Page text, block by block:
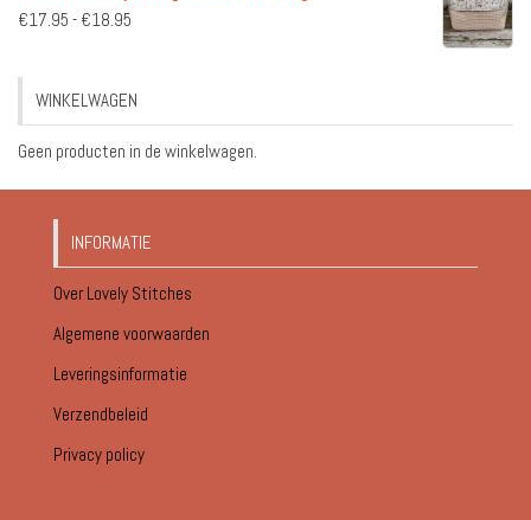
€17.95 - €18.95
€18.95
WINKELWAGEN
Geen producten in de winkelwagen.
INFORMATIE
Over Lovely Stitches
Algemene voorwaarden
Leveringsinformatie
Verzendbeleid
Privacy policy